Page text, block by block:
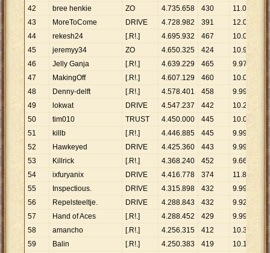
42
bree henkie ZO 4.735.658 430 11.013
43
MoreToCome DRIVE 4.728.982 391 12.095
44
rekesh24 [.R!.] 4.695.932 467 10.056
45
jeremyy34 ZO 4.650.325 424 10.968
46
Jelly Ganja [.R!.] 4.639.229 465 9.977
47
MakingOff [.R!.] 4.607.129 460 10.015
48
Denny-delft [.R!.] 4.578.401 458 9.997
49
lokwat DRIVE 4.547.237 442 10.288
50
tim010 TRUST 4.450.000 445 10.000
51
killb [.R!.] 4.446.885 445 9.993
52
Hawkeyed DRIVE 4.425.360 443 9.990
53
Killrick [.R!.] 4.368.240 452 9.664
54
ixfuryanix DRIVE 4.416.778 374 11.810
55
Inspectious. DRIVE 4.315.898 432 9.991
56
Repelsteeltje. DRIVE 4.288.843 432 9.928
57
Hand of Aces [.R!.] 4.288.452 429 9.996
58
amancho [.R!.] 4.256.315 412 10.331
59
Balin [.R!.] 4.250.383 419 10.144